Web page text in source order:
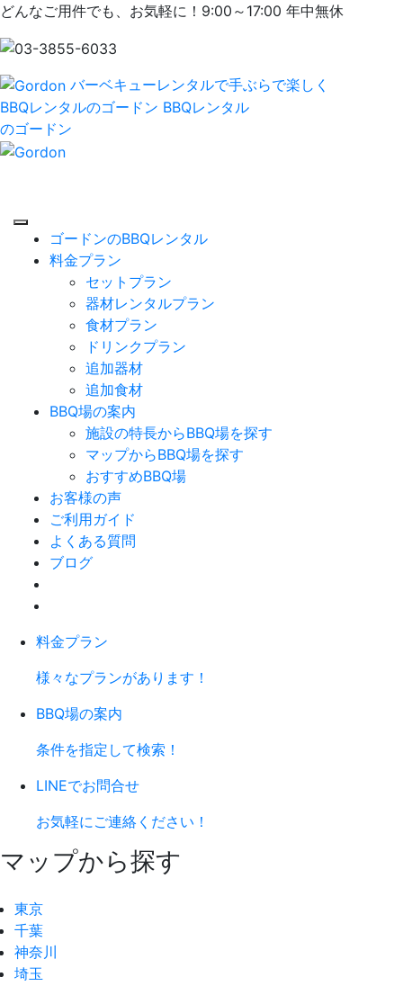
どんなご用件でも、お気軽に！9:00～17:00 年中無休
バーベキューレンタルで手ぶらで楽しく
BBQレンタルのゴードン BBQレンタル
のゴードン
ゴードンのBBQレンタル
料金プラン
セットプラン
器材レンタルプラン
食材プラン
ドリンクプラン
追加器材
追加食材
BBQ場の案内
施設の特長からBBQ場を探す
マップからBBQ場を探す
おすすめBBQ場
お客様の声
ご利用ガイド
よくある質問
ブログ
料金プラン
様々なプランがあります！
BBQ場の案内
条件を指定して検索！
LINEでお問合せ
お気軽にご連絡ください！
マップから探す
東京
千葉
神奈川
埼玉